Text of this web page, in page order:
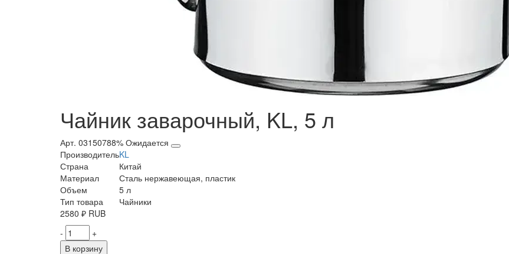
Чайник заварочный, KL, 5 л
Арт. 03150788% Ожидается
ПроизводительKL
Страна
Китай
Материал
Сталь нержавеющая, пластик
Объем
5 л
Тип товара
Чайники
2580 ₽ RUB
-
+
В корзину